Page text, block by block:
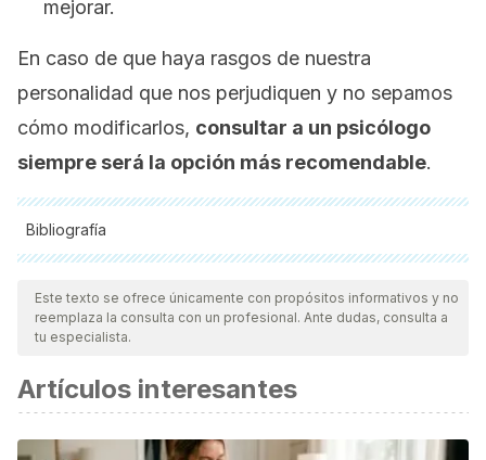
mejorar.
En caso de que haya rasgos de nuestra
personalidad que nos perjudiquen y no sepamos
cómo modificarlos, consultar a un psicólogo
siempre será la opción más recomendable.
Bibliografía
Todas las fuentes citadas fueron revisadas a profundidad por
nuestro equipo, para asegurar su calidad, confiabilidad,
vigencia y validez.La bibliografía de este artículo fue
científica.
Armero, M. (2018).Aprendiendo a vivir.Uno Editorial.
Harris, M., Brett, C., Johnson, W. Deary, I. (2016).
Este texto se ofrece únicamente con propósitos informativos y no
reemplaza la consulta con un profesional. Ante dudas, consulta a
tu especialista.
Artículos interesantes